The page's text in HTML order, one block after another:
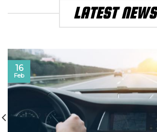
LATEST NEWS
16
Feb